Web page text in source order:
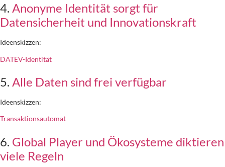
4. Anonyme Identität sorgt für
Datensicherheit und Innovationskraft
Ideenskizzen:
DATEV-Identität
5. Alle Daten sind frei verfügbar
Ideenskizzen:
Transaktionsautomat
6. Global Player und Ökosysteme diktieren
viele Regeln